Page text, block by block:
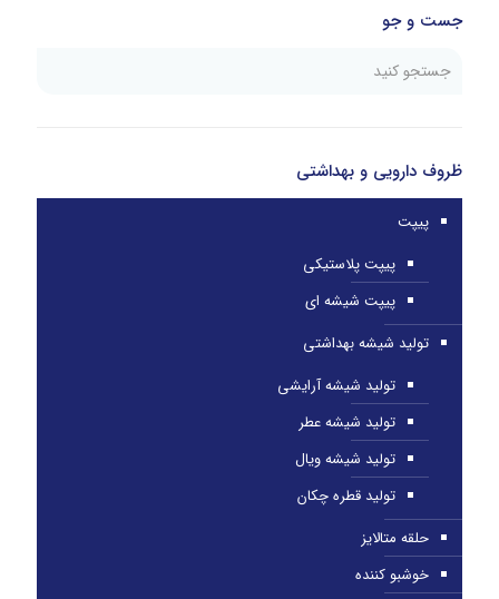
جست و جو
ظروف دارویی و بهداشتی
پیپت
پیپت پلاستیکی
پیپت شیشه ای
تولید شیشه بهداشتی
تولید شیشه آرایشی
تولید شیشه عطر
تولید شیشه ویال
تولید قطره چکان
حلقه متالایز
خوشبو کننده